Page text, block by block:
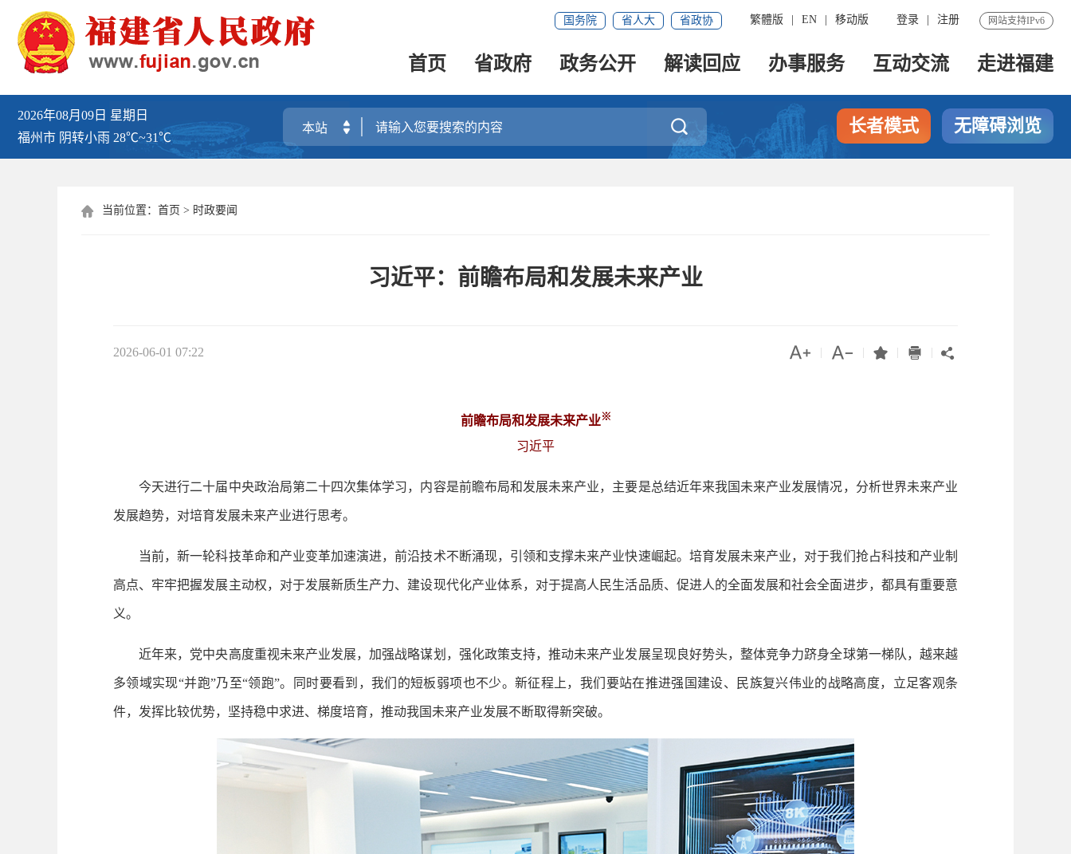
网站支持IPv6
登录 注册
繁體版 EN 移动版
国务院 省人大 省政协
首页 省政府 政务公开 解读回应 办事服务 互动交流 走进福建
2026年08月09日 星期日
福州市 阴转小雨 28℃~31℃
 长者模式 无障碍浏览
 当前位置： 首页 > 时政要闻
习近平：前瞻布局和发展未来产业
2026-06-01 07:22     
前瞻布局和发展未来产业※
习近平
今天进行二十届中央政治局第二十四次集体学习，内容是前瞻布局和发展未来产业，主要是总结近年来我国未来产业发展情况，分析世界未来产业
发展趋势，对培育发展未来产业进行思考。
当前，新一轮科技革命和产业变革加速演进，前沿技术不断涌现，引领和支撑未来产业快速崛起。培育发展未来产业，对于我们抢占科技和产业制
高点、牢牢把握发展主动权，对于发展新质生产力、建设现代化产业体系，对于提高人民生活品质、促进人的全面发展和社会全面进步，都具有重要意
义。
近年来，党中央高度重视未来产业发展，加强战略谋划，强化政策支持，推动未来产业发展呈现良好势头，整体竞争力跻身全球第一梯队，越来越
多领域实现“并跑”乃至“领跑”。同时要看到，我们的短板弱项也不少。新征程上，我们要站在推进强国建设、民族复兴伟业的战略高度，立足客观条
件，发挥比较优势，坚持稳中求进、梯度培育，推动我国未来产业发展不断取得新突破。